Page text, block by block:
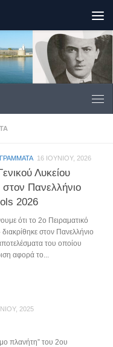
16 ΙΟΥΝΊΟΥ, 2026
Λυκείου
στον Πανελλήνιο
2026
ότι το 2ο Πειραματικό
στον Πανελλήνιο
του οποίου
αφορά το...
2025
πλανήτη” του 2ου